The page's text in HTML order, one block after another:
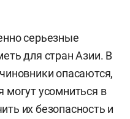
серьезные
для стран Азии. В
опасаются,
усомниться в
их безопасность и